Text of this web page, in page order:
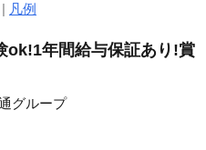
| 凡例
ok!1年間給与保証あり!賞
グループ